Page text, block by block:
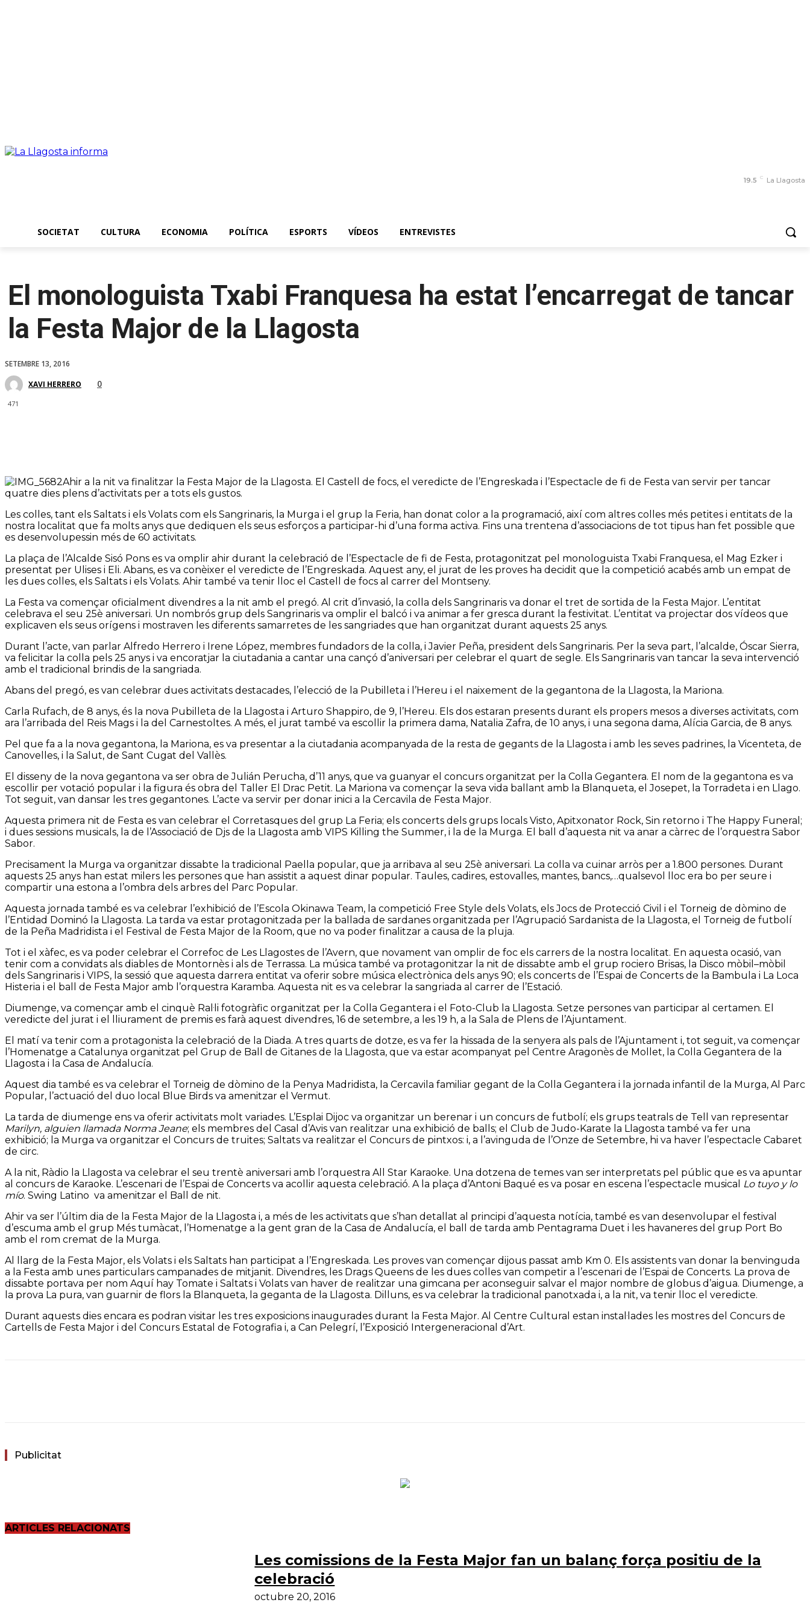
19.5 C La Llagosta
SOCIETAT CULTURA ECONOMIA POLÍTICA ESPORTS VÍDEOS ENTREVISTES
El monologuista Txabi Franquesa ha estat l’encarregat de tancar
la Festa Major de la Llagosta
SETEMBRE 13, 2016
XAVI HERRERO
0
471
Ahir a la nit va finalitzar la Festa Major de la Llagosta. El Castell de focs, el veredicte de l’Engreskada i l’Espectacle de fi de Festa van servir per tancar
quatre dies plens d’activitats per a tots els gustos.
Les colles, tant els Saltats i els Volats com els Sangrinaris, la Murga i el grup la Feria, han donat color a la programació, així com altres colles més petites i entitats de la
nostra localitat que fa molts anys que dediquen els seus esforços a participar-hi d’una forma activa. Fins una trentena d’associacions de tot tipus han fet possible que
es desenvolupessin més de 60 activitats.
La plaça de l’Alcalde Sisó Pons es va omplir ahir durant la celebració de l’Espectacle de fi de Festa, protagonitzat pel monologuista Txabi Franquesa, el Mag Ezker i
presentat per Ulises i Eli. Abans, es va conèixer el veredicte de l’Engreskada. Aquest any, el jurat de les proves ha decidit que la competició acabés amb un empat de
les dues colles, els Saltats i els Volats. Ahir també va tenir lloc el Castell de focs al carrer del Montseny.
La Festa va començar oficialment divendres a la nit amb el pregó. Al crit d’invasió, la colla dels Sangrinaris va donar el tret de sortida de la Festa Major. L’entitat
celebrava el seu 25è aniversari. Un nombrós grup dels Sangrinaris va omplir el balcó i va animar a fer gresca durant la festivitat. L’entitat va projectar dos vídeos que
explicaven els seus orígens i mostraven les diferents samarretes de les sangriades que han organitzat durant aquests 25 anys.
Durant l’acte, van parlar Alfredo Herrero i Irene López, membres fundadors de la colla, i Javier Peña, president dels Sangrinaris. Per la seva part, l’alcalde, Óscar Sierra,
va felicitar la colla pels 25 anys i va encoratjar la ciutadania a cantar una cançó d’aniversari per celebrar el quart de segle. Els Sangrinaris van tancar la seva intervenció
amb el tradicional brindis de la sangriada.
Abans del pregó, es van celebrar dues activitats destacades, l’elecció de la Pubilleta i l’Hereu i el naixement de la gegantona de la Llagosta, la Mariona.
Carla Rufach, de 8 anys, és la nova Pubilleta de la Llagosta i Arturo Shappiro, de 9, l’Hereu. Els dos estaran presents durant els propers mesos a diverses activitats, com
ara l’arribada del Reis Mags i la del Carnestoltes. A més, el jurat també va escollir la primera dama, Natalia Zafra, de 10 anys, i una segona dama, Alícia Garcia, de 8 anys.
Pel que fa a la nova gegantona, la Mariona, es va presentar a la ciutadania acompanyada de la resta de gegants de la Llagosta i amb les seves padrines, la Vicenteta, de
Canovelles, i la Salut, de Sant Cugat del Vallès.
El disseny de la nova gegantona va ser obra de Julián Perucha, d’11 anys, que va guanyar el concurs organitzat per la Colla Gegantera. El nom de la gegantona es va
escollir per votació popular i la figura és obra del Taller El Drac Petit. La Mariona va començar la seva vida ballant amb la Blanqueta, el Josepet, la Torradeta i en Llago.
Tot seguit, van dansar les tres gegantones. L’acte va servir per donar inici a la Cercavila de Festa Major.
Aquesta primera nit de Festa es van celebrar el Corretasques del grup La Feria; els concerts dels grups locals Visto, Apitxonator Rock, Sin retorno i The Happy Funeral;
i dues sessions musicals, la de l’Associació de Djs de la Llagosta amb VIPS Killing the Summer, i la de la Murga. El ball d’aquesta nit va anar a càrrec de l’orquestra Sabor
Sabor.
Precisament la Murga va organitzar dissabte la tradicional Paella popular, que ja arribava al seu 25è aniversari. La colla va cuinar arròs per a 1.800 persones. Durant
aquests 25 anys han estat milers les persones que han assistit a aquest dinar popular. Taules, cadires, estovalles, mantes, bancs,…qualsevol lloc era bo per seure i
compartir una estona a l’ombra dels arbres del Parc Popular.
Aquesta jornada també es va celebrar l’exhibició de l’Escola Okinawa Team, la competició Free Style dels Volats, els Jocs de Protecció Civil i el Torneig de dòmino de
l’Entidad Dominó la Llagosta. La tarda va estar protagonitzada per la ballada de sardanes organitzada per l’Agrupació Sardanista de la Llagosta, el Torneig de futbolí
de la Peña Madridista i el Festival de Festa Major de la Room, que no va poder finalitzar a causa de la pluja.
Tot i el xàfec, es va poder celebrar el Correfoc de Les Llagostes de l’Avern, que novament van omplir de foc els carrers de la nostra localitat. En aquesta ocasió, van
tenir com a convidats als diables de Montornès i als de Terrassa. La música també va protagonitzar la nit de dissabte amb el grup rociero Brisas, la Disco mòbil–mòbil
dels Sangrinaris i VIPS, la sessió que aquesta darrera entitat va oferir sobre música electrònica dels anys 90; els concerts de l’Espai de Concerts de la Bambula i La Loca
Histeria i el ball de Festa Major amb l’orquestra Karamba. Aquesta nit es va celebrar la sangriada al carrer de l’Estació.
Diumenge, va començar amb el cinquè Ral·li fotogràfic organitzat per la Colla Gegantera i el Foto-Club la Llagosta. Setze persones van participar al certamen. El
veredicte del jurat i el lliurament de premis es farà aquest divendres, 16 de setembre, a les 19 h, a la Sala de Plens de l’Ajuntament.
El matí va tenir com a protagonista la celebració de la Diada. A tres quarts de dotze, es va fer la hissada de la senyera als pals de l’Ajuntament i, tot seguit, va començar
l’Homenatge a Catalunya organitzat pel Grup de Ball de Gitanes de la Llagosta, que va estar acompanyat pel Centre Aragonès de Mollet, la Colla Gegantera de la
Llagosta i la Casa de Andalucía.
Aquest dia també es va celebrar el Torneig de dòmino de la Penya Madridista, la Cercavila familiar gegant de la Colla Gegantera i la jornada infantil de la Murga, Al Parc
Popular, l’actuació del duo local Blue Birds va amenitzar el Vermut.
La tarda de diumenge ens va oferir activitats molt variades. L’Esplai Dijoc va organitzar un berenar i un concurs de futbolí; els grups teatrals de Tell van representar
Marilyn, alguien llamada Norma Jeane; els membres del Casal d’Avis van realitzar una exhibició de balls; el Club de Judo-Karate la Llagosta també va fer una
exhibició; la Murga va organitzar el Concurs de truites; Saltats va realitzar el Concurs de pintxos: i, a l’avinguda de l’Onze de Setembre, hi va haver l’espectacle Cabaret
de circ.
A la nit, Ràdio la Llagosta va celebrar el seu trentè aniversari amb l’orquestra All Star Karaoke. Una dotzena de temes van ser interpretats pel públic que es va apuntar
al concurs de Karaoke. L’escenari de l’Espai de Concerts va acollir aquesta celebració. A la plaça d’Antoni Baqué es va posar en escena l’espectacle musical
Lo tuyo y lo
mío. Swing Latino va amenitzar el Ball de nit.
Ahir va ser l’últim dia de la Festa Major de la Llagosta i, a més de les activitats que s’han detallat al principi d’aquesta notícia, també es van desenvolupar el festival
d’escuma amb el grup Més tumàcat, l’Homenatge a la gent gran de la Casa de Andalucía, el ball de tarda amb Pentagrama Duet i les havaneres del grup Port Bo
amb el rom cremat de la Murga.
Al llarg de la Festa Major, els Volats i els Saltats han participat a l’Engreskada. Les proves van començar dijous passat amb Km 0. Els assistents van donar la benvinguda
a la Festa amb unes particulars campanades de mitjanit. Divendres, les Drags Queens de les dues colles van competir a l’escenari de l’Espai de Concerts. La prova de
dissabte portava per nom Aquí hay Tomate i Saltats i Volats van haver de realitzar una gimcana per aconseguir salvar el major nombre de globus d’aigua. Diumenge, a
la prova La pura, van guarnir de flors la Blanqueta, la geganta de la Llagosta. Dilluns, es va celebrar la tradicional panotxada i, a la nit, va tenir lloc el veredicte.
Durant aquests dies encara es podran visitar les tres exposicions inaugurades durant la Festa Major. Al Centre Cultural estan instal·lades les mostres del Concurs de
Cartells de Festa Major i del Concurs Estatal de Fotografia i, a Can Pelegrí, l’Exposició Intergeneracional d’Art.
Publicitat
ARTICLES RELACIONATS
Les comissions de la Festa Major fan un balanç força positiu de la
celebració
octubre 20, 2016